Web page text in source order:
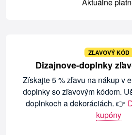
Aktuálne
ZĽAVOVÝ KÓD
Dizajnove-doplnky
Získajte 5 % zľavu na nákup v
doplnky so zľavovým kódom.
doplnkoch a dekoráciách. 👉
kupóny